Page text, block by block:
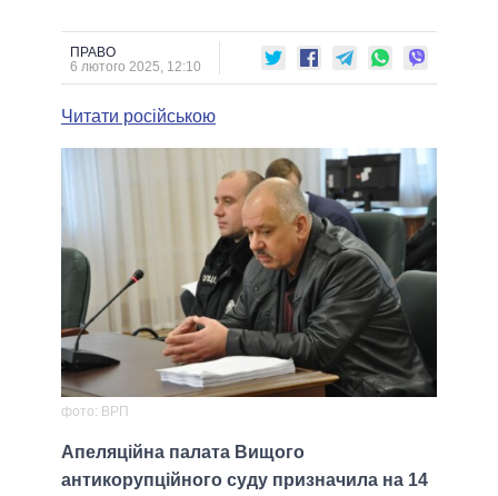
ГОЛОВИ ОБЛАДМІНІСТРАЦІЙ
МЕРИ МІСТ
ВСІ ПЕРСОНИ
ПОРІВНЯННЯ ПОЛІТИКІВ
ПРАВО
6 лютого 2025, 12:10
Читати російською
фото: ВРП
Апеляційна палата Вищого
антикорупційного суду призначила на 14